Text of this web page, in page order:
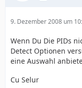
9. Dezember 2008 um
Wenn Du Die PIDs
Detect Optionen
eine Auswahl
Cu Selur